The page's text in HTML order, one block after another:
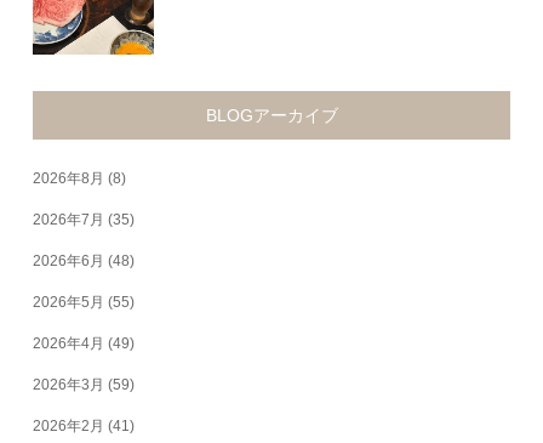
BLOGアーカイブ
2026年8月 (8)
2026年7月 (35)
2026年6月 (48)
2026年5月 (55)
2026年4月 (49)
2026年3月 (59)
2026年2月 (41)